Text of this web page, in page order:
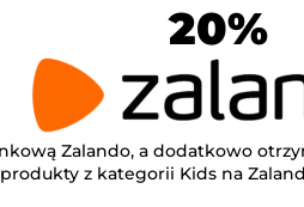
20%
Zalando, a dodatkowo
z kategorii Kids na